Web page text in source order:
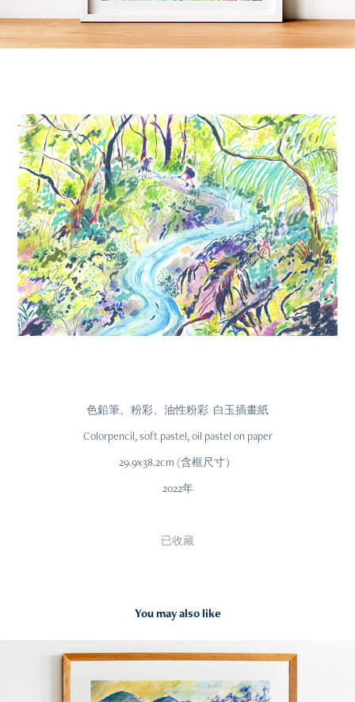
色鉛筆、粉彩、油性粉彩 白玉插畫紙
Colorpencil, soft pastel, oil pastel on paper
29.9x38.2cm (含框尺寸）
2022年
已收藏
You may also like